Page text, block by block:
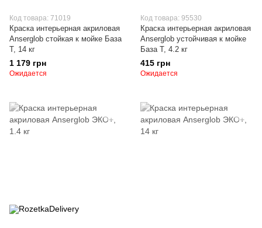
Код товара: 71019
Краска интерьерная акриловая
Anserglob стойкая к мойке База
Т, 14 кг
1 179 грн
Ожидается
Код товара: 95530
Краска интерьерная акриловая
Anserglob устойчивая к мойке
База Т, 4.2 кг
415 грн
Ожидается